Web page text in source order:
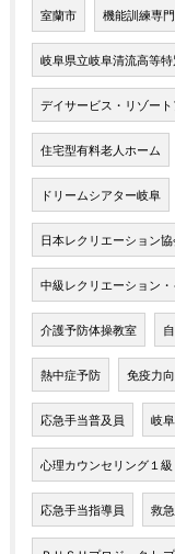
室蘭市 機能訓練専
岐阜県立岐阜清流高等
デイサービス・リゾー
住宅型有料老人ホーム
ドリームシアター岐阜
日本レクリエーション
中級レクリエーション
介護予防体操教室
熱中症予防 免疫力
応急手当普及員 岐
心理カウンセリング１級
応急手当指導員 救